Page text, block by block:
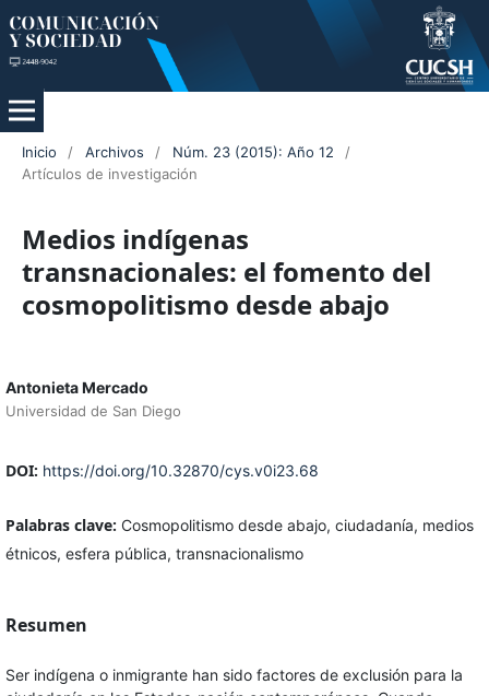
Inicio / Archivos / Núm. 23 (2015): Año 12
/
Artículos de investigación
Medios indígenas
transnacionales: el fomento del
cosmopolitismo desde abajo
Antonieta Mercado
Universidad de San Diego
DOI: https://doi.org/10.32870/cys.v0i23.68
Palabras clave: Cosmopolitismo desde abajo, ciudadanía, medios
étnicos, esfera pública, transnacionalismo
Resumen
Ser indígena o inmigrante han sido factores de exclusión para la